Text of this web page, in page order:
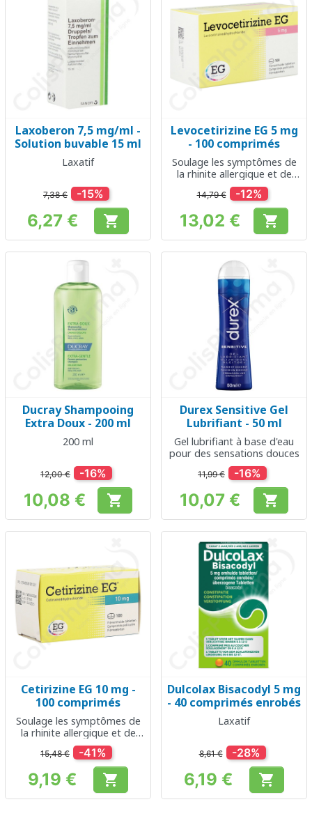
Laxoberon 7,5 mg/ml -
Solution buvable 15 ml
Laxatif
7,38 € -15%
Prix
6,27 € 
Levocetirizine EG 5 mg
- 100 comprimés
Soulage les symptômes de
la rhinite allergique et de
l'urticaire
14,79 € -12%
Prix
13,02 € 
Ducray Shampooing
Extra Doux - 200 ml
200 ml
12,00 € -16%
Prix
10,08 € 
Durex Sensitive Gel
Lubrifiant - 50 ml
Gel lubrifiant à base d'eau
pour des sensations douces
11,99 € -16%
Prix
10,07 € 
Cetirizine EG 10 mg -
100 comprimés
Soulage les symptômes de
la rhinite allergique et de
l'urticaire
15,48 € -41%
Prix
9,19 € 
Dulcolax Bisacodyl 5 mg
- 40 comprimés enrobés
Laxatif
8,61 € -28%
Prix
6,19 € 